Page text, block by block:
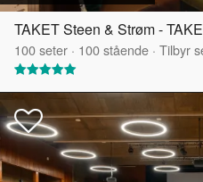
TAKET Steen & Strøm -
100seter · 100stående · Tilbyr